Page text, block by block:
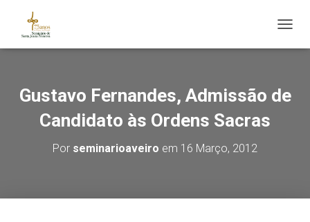
Gustavo Fernandes, Admissão de
Candidato às Ordens Sacras
Por seminarioaveiro em 16 Março, 2012